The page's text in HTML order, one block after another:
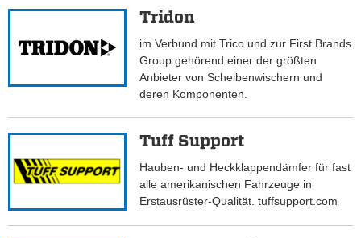
Tridon
im Verbund mit Trico und zur First Brands
Group gehörend einer der größten
Anbieter von Scheibenwischern und
deren Komponenten.
Tuff Support
Hauben- und Heckklappendämfer für fast
alle amerikanischen Fahrzeuge in
Erstausrüster-Qualität. tuffsupport.com